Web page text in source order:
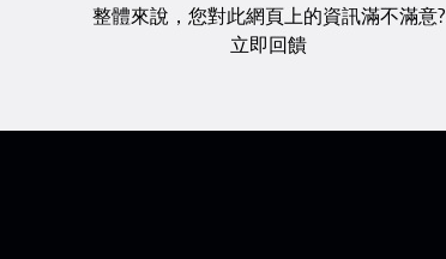
整體來說，您對此網頁上的資訊滿不滿意?
立即回饋